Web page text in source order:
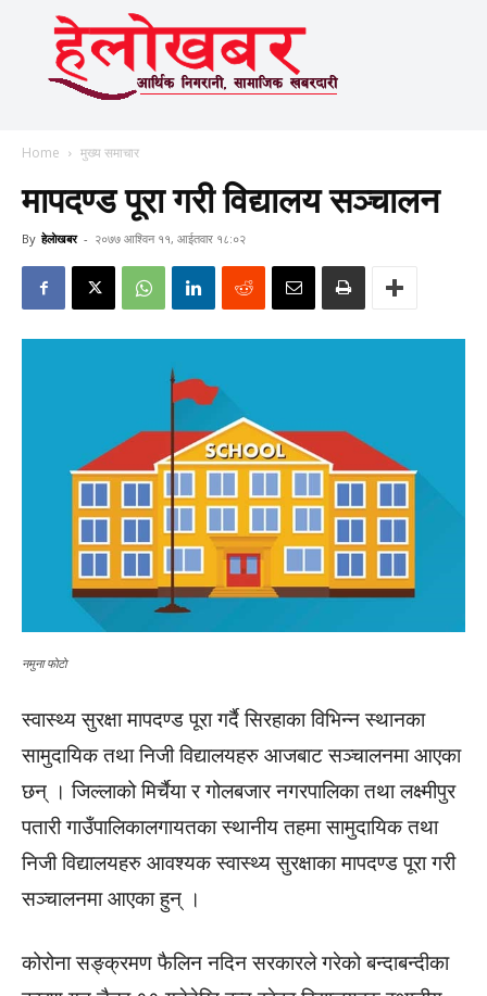
Home मुख्य समाचार
मापदण्ड पूरा गरी विद्यालय सञ्चालन
By हेलाेखबर - २०७७ आश्विन ११, आईतवार १८:०२
नमुना फाेटाे
स्वास्थ्य सुरक्षा मापदण्ड पूरा गर्दै सिरहाका विभिन्न स्थानका
सामुदायिक तथा निजी विद्यालयहरु आजबाट सञ्चालनमा आएका
छन् । जिल्लाको मिर्चैया र गोलबजार नगरपालिका तथा लक्ष्मीपुर
पतारी गाउँपालिकालगायतका स्थानीय तहमा सामुदायिक तथा
निजी विद्यालयहरु आवश्यक स्वास्थ्य सुरक्षाका मापदण्ड पूरा गरी
सञ्चालनमा आएका हुन् ।
कोरोना सङ्क्रमण फैलिन नदिन सरकारले गरेको बन्दाबन्दीका